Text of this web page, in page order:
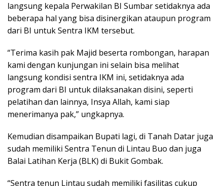
langsung kepala Perwakilan BI Sumbar setidaknya ada
beberapa hal yang bisa disinergikan ataupun program
dari BI untuk Sentra IKM tersebut.
“Terima kasih pak Majid beserta rombongan, harapan
kami dengan kunjungan ini selain bisa melihat
langsung kondisi sentra IKM ini, setidaknya ada
program dari BI untuk dilaksanakan disini, seperti
pelatihan dan lainnya, Insya Allah, kami siap
menerimanya pak,” ungkapnya.
Kemudian disampaikan Bupati lagi, di Tanah Datar juga
sudah memiliki Sentra Tenun di Lintau Buo dan juga
Balai Latihan Kerja (BLK) di Bukit Gombak.
“Sentra tenun Lintau sudah memiliki fasilitas cukup